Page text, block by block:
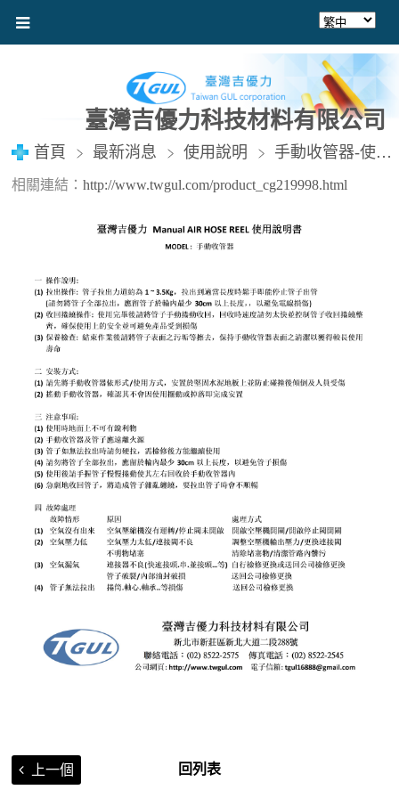
臺灣吉優力科技材料有限公司
首頁 最新消息 使用說明 手動收管器-使用說明書
相關連結： http://www.twgul.com/product_cg219998.html
上一個 回列表